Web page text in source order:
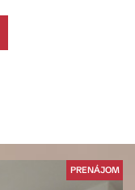
PRENÁJOM